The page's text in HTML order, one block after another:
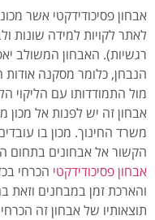
אבחון פסיכודידקטי אשר
לאתר לקויות למידה שונות
רגשיות). האבחון המשולב
הנבחן, כלומר מסקנה אודות
מול התמודדותו עם הליקוי
אבחון זה יש לפנות אל מכון
משרד החינוך. מכון בו
הקשור אל אבחונים בתחום
אבחון פסיכודידקטי הכרחי
והארכת זמן במבחנים וזאת
תוצאותיו של אבחון זה